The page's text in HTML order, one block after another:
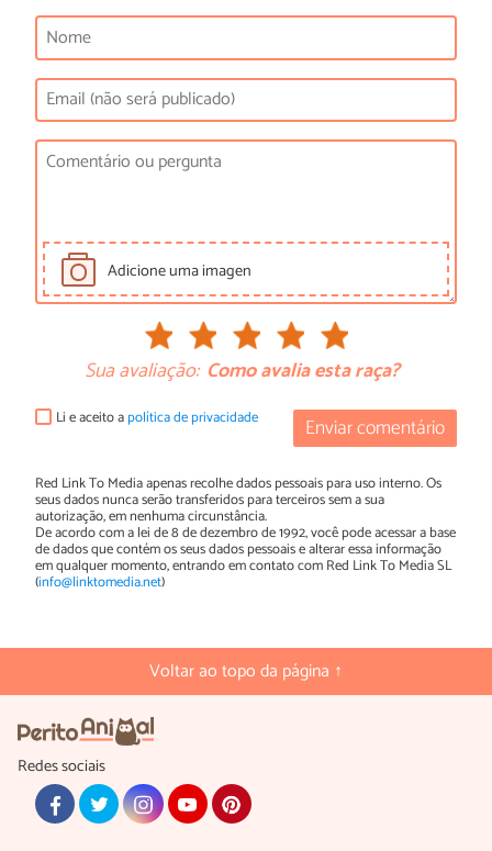
Adicione uma imagen
Sua avaliação: Como avalia esta raça?
Enviar comentário
Li e aceito apolítica de privacidade
Red Link To Media apenas recolhe dados pessoais para uso interno. Os
seus dados nunca serão transferidos para terceiros sem a sua
autorização, em nenhuma circunstância.
De acordo com a lei de 8 de dezembro de 1992, você pode acessar a base
de dados que contém os seus dados pessoais e alterar essa informação
em qualquer momento, entrando em contato com Red Link To Media SL
(info@linktomedia.net)
Voltar ao topo da página ↑
Redes sociais